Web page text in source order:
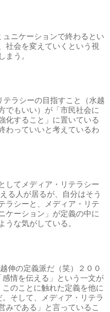
ニケーションで終わるとい
社会を変えていくという視
まう。
ラシーの目指すこと（水越
でもいい）が「市民社会に
化すること」に置いている
わっていいと考えているわ
してメディア・リテラシー
る人が居るが、自分はそう
ラシーと、メディア・リテ
ケーション」が定義の中に
うな気がしている。
伸の定義派だ（笑）２００
感情を伝える」という一文が
このことに触れた定義を他に
そして、メディア・リテラ
みである」と言っているこ